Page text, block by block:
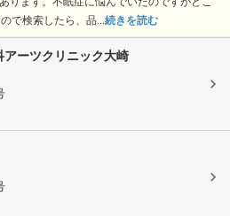
で検索したら、品... 続きを読む
アーツクリニック大崎